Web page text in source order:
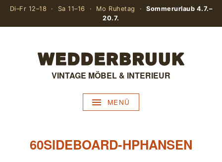
Di–Fr 12–18 · Sa 11–16 · Mo Ruhetag ·Sommerurlaub 4.7.–
20.7.
VINTAGE MÖBEL & INTERIEUR
MENÜ
60SIDEBOARD-HPHANSEN